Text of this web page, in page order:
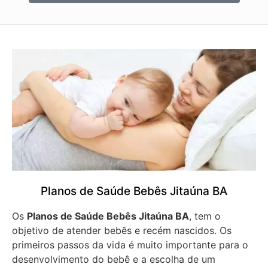
Planos de Saúde Bebês Jitaúna BA
Os Planos de Saúde Bebês Jitaúna BA, tem o
objetivo de atender bebês e recém nascidos. Os
primeiros passos da vida é muito importante para o
desenvolvimento do bebê e a escolha de um